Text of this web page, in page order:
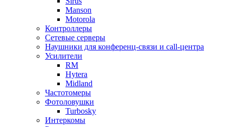
Manson
Motorola
Контроллеры
Сетевые серверы
Наушники для конференц-связи и call-центра
Усилители
RM
Hytera
Midland
Частотомеры
Фотоловушки
Turbosky
Интеркомы